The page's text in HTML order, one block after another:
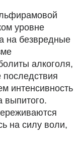
уровне
на безвредные
алкоголя,
интенсивность
выпитого.
на силу воли,